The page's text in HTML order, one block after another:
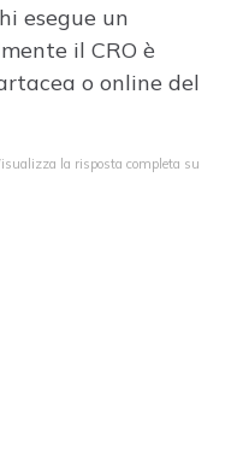
esegue un
il CRO è
o online del
la risposta completa su